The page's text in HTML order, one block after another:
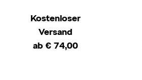
Kostenloser
Versand
ab € 74,00